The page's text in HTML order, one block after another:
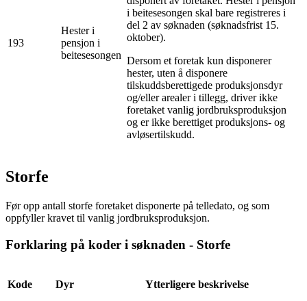
193
Hester i
pensjon i
beitesesongen
i beitesesongen skal bare registreres i
del 2 av søknaden (søknadsfrist 15.
oktober).
Dersom et foretak kun disponerer
hester, uten å disponere
tilskuddsberettigede produksjonsdyr
og/eller arealer i tillegg, driver ikke
foretaket vanlig jordbruksproduksjon
og er ikke berettiget produksjons- og
avløsertilskudd.
Storfe
Før opp antall storfe foretaket disponerte på telledato, og som
oppfyller kravet til vanlig jordbruksproduksjon.
Forklaring på koder i søknaden - Storfe
Kode Dyr Ytterligere beskrivelse